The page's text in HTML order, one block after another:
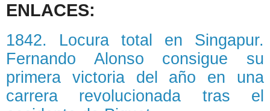
ENLACES:
1842. Locura total en Singapur.
Fernando Alonso consigue su
primera victoria del año en una
carrera revolucionada tras el